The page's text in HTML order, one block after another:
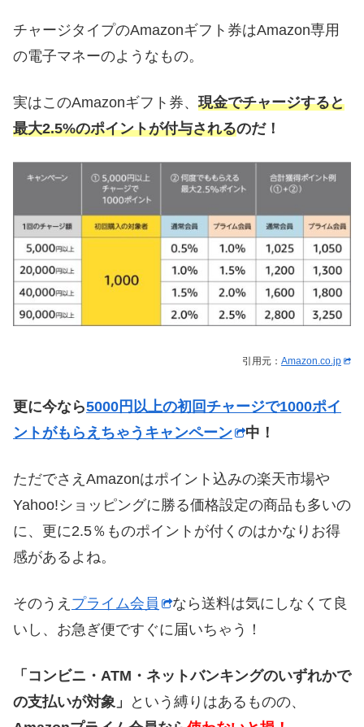
チャージタイプのAmazonギフト券はAmazon専用
の電子マネーのようなもの。
実はこのAmazonギフト券、 現金でチャージすると
最大2.5%のポイントが付与されるのだ！
引用元： Amazon.co.jp
更に今なら5000円以上の初回チャージで1000ポイ
ントがもらえちゃうキャンペーン
中！
ただでさえAmazonはポイント込みの楽天市場や
Yahoo!ショッピングに勝る価格設定の商品も多いの
に、更に2.5％ものポイントが付くのはかなりお得
感があるよね。
そのうえ プライム会員
なら送料は気にしなくて良
いし、お急ぎ便ですぐに届いちゃう！
「コンビニ・ATM・ネットバンキングのいずれかで
の支払いが対象」
という縛りはあるものの、